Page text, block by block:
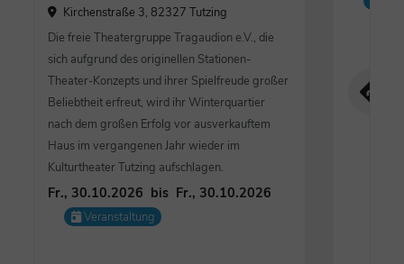
Kirchenstraße 3, 82327 Tutzing
Die freie Theatergruppe Tragaudion e.V., die
sich aufgrund des originellen Stationen-
Theater-Konzepts und ihrer Spielfreude großer
Beliebtheit erfreut, wird ihr Winterquartier
nach dem großen Erfolg vor ausverkauftem
Haus im vergangenen Jahr wieder im
Kulturtheater Tutzing aufschlagen.
Fr., 30.10.2026 bis Fr., 30.10.2026
Veranstaltung